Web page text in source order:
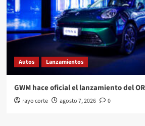
Autos Lanzamientos
GWM hace oficial el lanzamiento del
rayo corte agosto 7, 2026 0